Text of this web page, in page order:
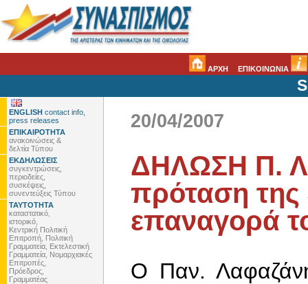
ΑΡΧΗ ΕΠΙΚΟΙΝΩΝΙΑ
ENGLISH contact info,
press releases
ΕΠΙΚΑΙΡΟΤΗΤΑ
ανακοινώσεις &
δελτία Τύπου
ΕΚΔΗΛΩΣΕΙΣ
συγκεντρώσεις,
περιοδείες,
συσκέψεις,
συνεντεύξεις Τύπου
ΤΑΥΤΟΤΗΤΑ
καταστατικό,
ιστορικό,
Κεντρική Πολιτική
Επιτροπή, Πολιτική
Γραμματεία, Εκτελεστική
Γραμματεία, Νομαρχιακές
Επιτροπές,
Πρόεδρος,
Γραμματέας
20/04/2007
ΔΗΛΩΣΗ Π.
πρόταση της
επαναγορά
Ο Παν.